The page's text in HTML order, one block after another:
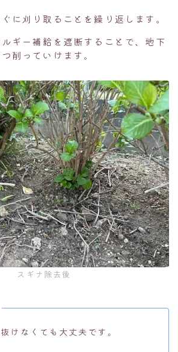
に刈り取ることを繰り返します。
ギー補給を遮断することで、地下
削っていけます。
スギナ除去後
けなくても大丈夫です。